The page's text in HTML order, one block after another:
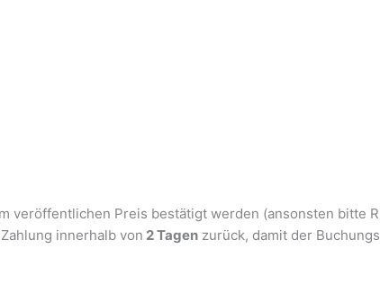
veröffentlichen Preis bestätigt werden (ansonsten bitte
innerhalb von 2 Tagen zurück, damit der